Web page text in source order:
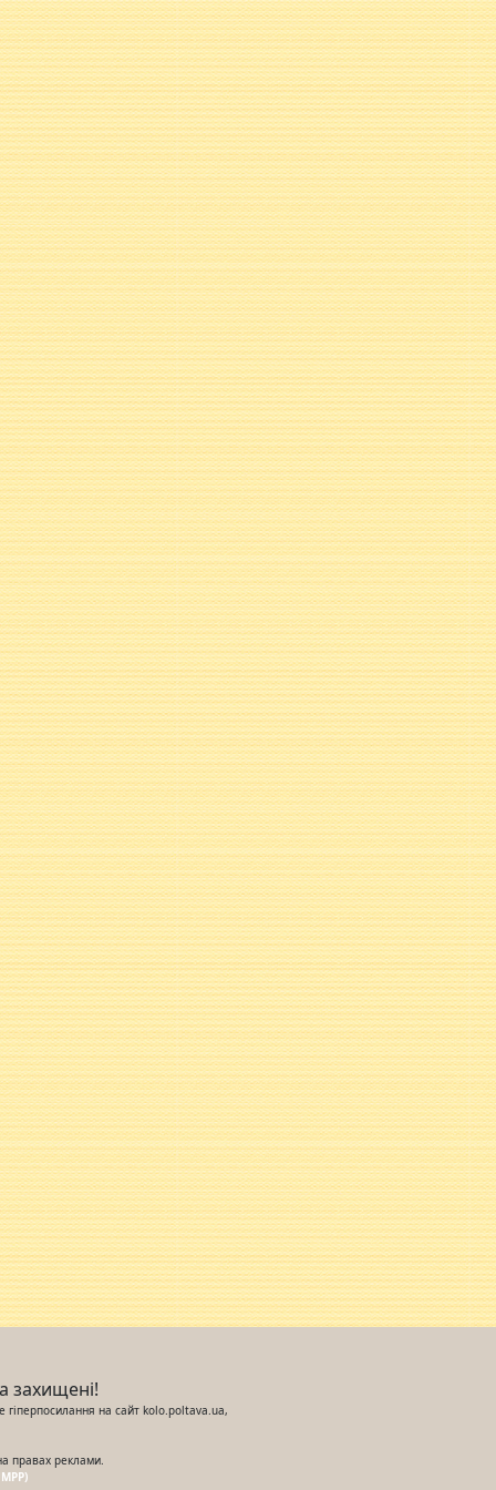
захищені!
гіперпосилання на сайт kolo.poltava.ua,
правах реклами.